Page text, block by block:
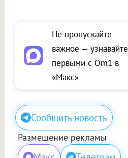
Не пропускайте
важное — узнавайте
первыми с Om1 в
«Макс»
Сообщить новость
Размещение рекламы